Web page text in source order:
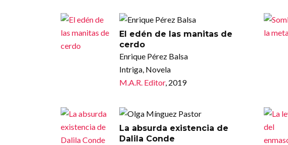
El edén de las manitas de
cerdo
Enrique Pérez Balsa
Intriga, Novela
M.A.R. Editor, 2019
La absurda existencia de
Dalila Conde